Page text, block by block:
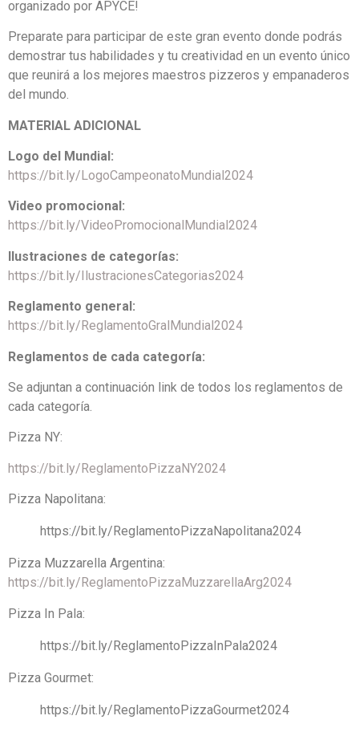
organizado por APYCE!
Preparate para participar de este gran evento donde podrás
demostrar tus habilidades y tu creatividad en un evento único
que reunirá a los mejores maestros pizzeros y empanaderos
del mundo.
MATERIAL ADICIONAL
Logo del Mundial:
https://bit.ly/LogoCampeonatoMundial2024
Video promocional:
https://bit.ly/VideoPromocionalMundial2024
Ilustraciones de categorías:
https://bit.ly/IlustracionesCategorias2024
Reglamento general:
https://bit.ly/ReglamentoGralMundial2024
Reglamentos de cada categoría:
Se adjuntan a continuación link de todos los reglamentos de
cada categoría.
Pizza NY:
https://bit.ly/ReglamentoPizzaNY2024
Pizza Napolitana:
https://bit.ly/ReglamentoPizzaNapolitana2024
Pizza Muzzarella Argentina:
https://bit.ly/ReglamentoPizzaMuzzarellaArg2024
Pizza In Pala:
https://bit.ly/ReglamentoPizzaInPala2024
Pizza Gourmet:
https://bit.ly/ReglamentoPizzaGourmet2024